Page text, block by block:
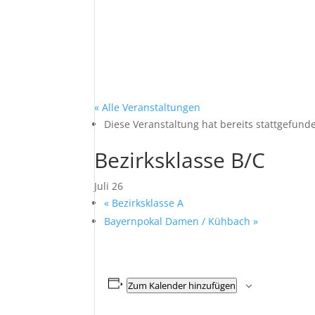
« Alle Veranstaltungen
Diese Veranstaltung hat bereits
Bezirksklasse B/C
Juli 26
« Bezirksklasse A
Bayernpokal Damen / Kühbach»
Zum Kalender hinzufügen